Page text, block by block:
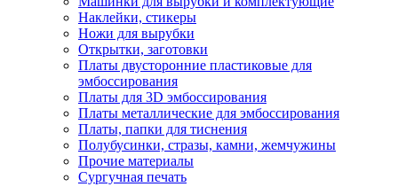
Наклейки, стикеры
Ножи для вырубки
Открытки, заготовки
Платы двусторонние пластиковые для
эмбоссирования
Платы для 3D эмбоссирования
Платы металлические для эмбоссирования
Платы, папки для тиснения
Полубусинки, стразы, камни, жемчужины
Прочие материалы
Сургучная печать